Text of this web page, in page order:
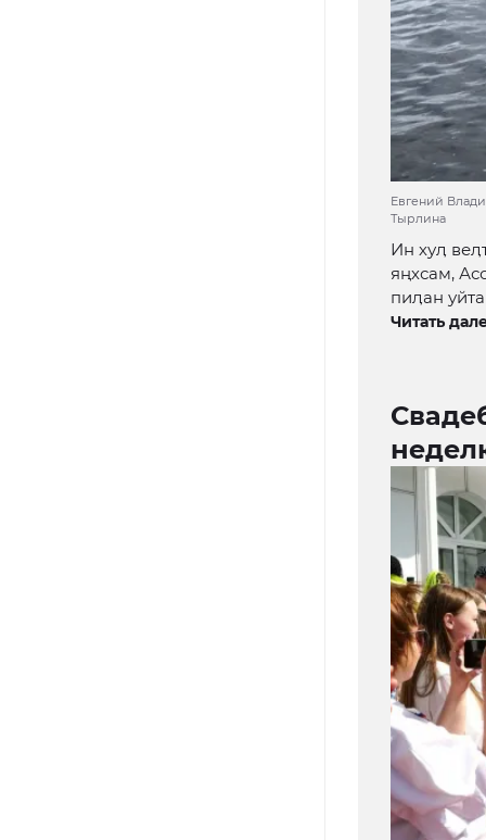
Евгений
Тырлина
Ин хуӆ
яңхсам,
пиӆан
Читать